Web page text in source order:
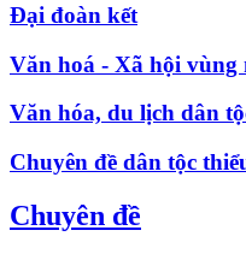
Đại đoàn kết
Văn hoá - Xã hội vùng
Văn hóa, du lịch dân
Chuyên đề dân tộc
Chuyên đề